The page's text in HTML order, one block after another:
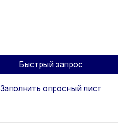
Быстрый запрос
Заполнить опросный лист